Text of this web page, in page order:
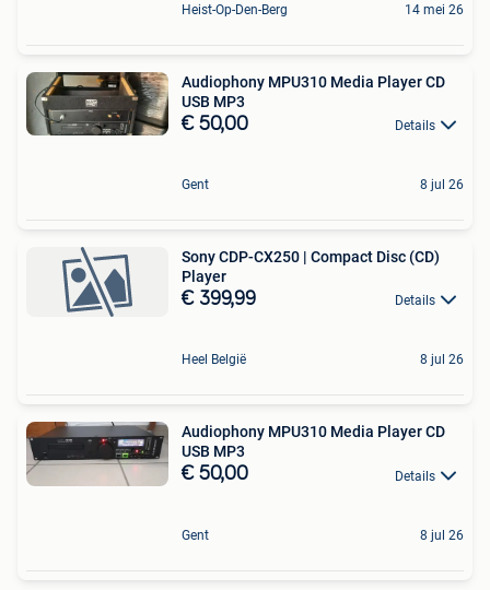
Heist-Op-Den-Berg 14 mei 26
Audiophony MPU310 Media Player CD
USB MP3
€ 50,00 Details
Gent 8 jul 26
Sony CDP-CX250 | Compact Disc (CD)
Player
€ 399,99 Details
Heel België 8 jul 26
Audiophony MPU310 Media Player CD
USB MP3
€ 50,00 Details
Gent 8 jul 26